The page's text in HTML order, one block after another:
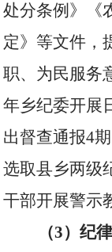
处分条例》《
定》等文件，
职、为民服务
年乡纪委开展
出督查通报4
选取县乡两级
干部开展警示
（3）纪